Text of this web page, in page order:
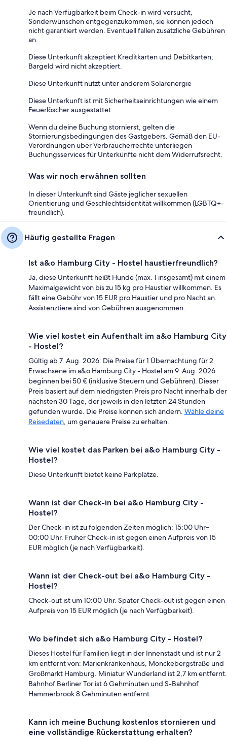
Je nach Verfügbarkeit beim Check-in wird versucht,
Sonderwünschen entgegenzukommen, sie können jedoch
nicht garantiert werden. Eventuell fallen zusätzliche Gebühren
an.
Diese Unterkunft akzeptiert Kreditkarten und Debitkarten;
Bargeld wird nicht akzeptiert.
Diese Unterkunft nutzt unter anderem Solarenergie
Diese Unterkunft ist mit Sicherheitseinrichtungen wie einem
Feuerlöscher ausgestattet
Wenn du deine Buchung stornierst, gelten die
Stornierungsbedingungen des Gastgebers. Gemäß den EU-
Verordnungen über Verbraucherrechte unterliegen
Buchungsservices für Unterkünfte nicht dem Widerrufsrecht.
Was wir noch erwähnen sollten
In dieser Unterkunft sind Gäste jeglicher sexuellen
Orientierung und Geschlechtsidentität willkommen (LGBTQ+-
freundlich).
Häufig gestellte Fragen
Ist a&o Hamburg City - Hostel haustierfreundlich?
Ja, diese Unterkunft heißt Hunde (max. 1 insgesamt) mit einem
Maximalgewicht von bis zu 15 kg pro Haustier willkommen. Es
fällt eine Gebühr von 15 EUR pro Haustier und pro Nacht an.
Assistenztiere sind von Gebühren ausgenommen.
Wie viel kostet ein Aufenthalt im a&o Hamburg City
- Hostel?
Gültig ab 7. Aug. 2026: Die Preise für 1 Übernachtung für 2
Erwachsene im a&o Hamburg City - Hostel am 9. Aug. 2026
beginnen bei 50 € (inklusive Steuern und Gebühren). Dieser
Preis basiert auf dem niedrigsten Preis pro Nacht innerhalb der
nächsten 30 Tage, der jeweils in den letzten 24 Stunden
gefunden wurde. Die Preise können sich ändern. Wähle deine
Reisedaten , um genauere Preise zu erhalten.
Wie viel kostet das Parken bei a&o Hamburg City -
Hostel?
Diese Unterkunft bietet keine Parkplätze.
Wann ist der Check-in bei a&o Hamburg City -
Hostel?
Der Check-in ist zu folgenden Zeiten möglich: 15:00 Uhr–
00:00 Uhr. Früher Check-in ist gegen einen Aufpreis von 15
EUR möglich (je nach Verfügbarkeit).
Wann ist der Check-out bei a&o Hamburg City -
Hostel?
Check-out ist um 10:00 Uhr. Später Check-out ist gegen einen
Aufpreis von 15 EUR möglich (je nach Verfügbarkeit).
Wo befindet sich a&o Hamburg City - Hostel?
Dieses Hostel für Familien liegt in der Innenstadt und ist nur 2
km entfernt von: Marienkrankenhaus, Mönckebergstraße und
Großmarkt Hamburg. Miniatur Wunderland ist 2,7 km entfernt.
Bahnhof Berliner Tor ist 6 Gehminuten und S-Bahnhof
Hammerbrook 8 Gehminuten entfernt.
Kann ich meine Buchung kostenlos stornieren und
eine vollständige Rückerstattung erhalten?